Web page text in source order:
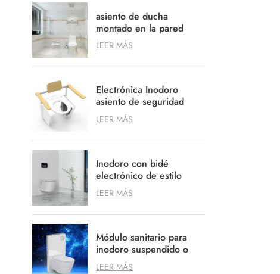
asiento de ducha
montado en la pared
spa asiento de ducha
anti arañazos
LEER MÁS
Electrónica Inodoro
asiento de seguridad
para Agedcare
Movilidad profesional
LEER MÁS
Inodoro con bidé
electrónico de estilo
alemán con opción de
sistema de descarga
empotrable
LEER MÁS
Módulo sanitario para
inodoro suspendido o
de pie
LEER MÁS